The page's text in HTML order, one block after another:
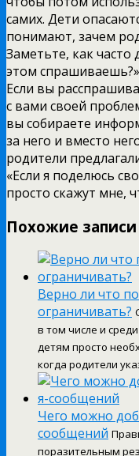
самих. Дети
понимают, зачем
Заметьте, как часто
этом
Если вы
с вами своей
вы собираете
за него и вместо
родители
«Если я поделюсь
просто скажут мне,
Похожие записи
Верно ли что
ограничивать?
в том числе и
детям просто
когда родители
Чего можно
сообщений
поразительным